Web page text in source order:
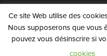
©2026 |
Ce site Web utilise des
Nous supposerons que vous
pouvez vous désinscrire si
cookies